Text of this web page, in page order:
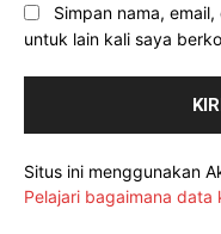
Simpan nama,
untuk lain kali saya
Situs ini menggunakan
Pelajari bagaimana